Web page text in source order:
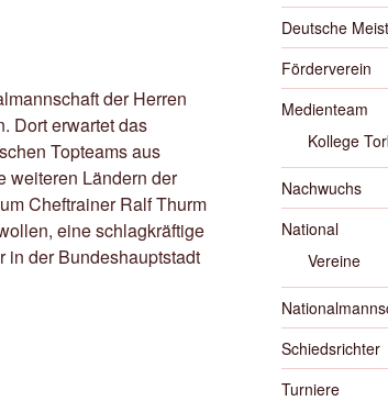
der Herren
Dort erwartet das
Topteams aus
weiteren Ländern der
Cheftrainer Ralf Thurm
eine schlagkräftige
in der Bundeshauptstadt
Deutsche
Förderverein
Medienteam
Kollege
Nachwuchs
National
Vereine
Schiedsrichter
Turniere